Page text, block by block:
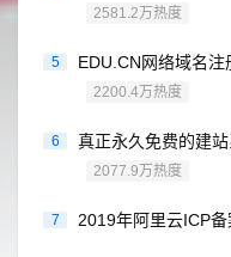
2581.2万热度
5 EDU.CN网络域名注
2200.4万热度
6 真正永久免费的建
2077.9万热度
7 2019年阿里云ICP备